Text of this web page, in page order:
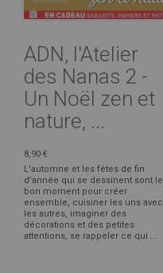
ADN, l'Atelier
des Nanas 2 -
Un Noël zen et
nature, ...
8,90 €
L’automne et les fêtes de fin
d’année qui se dessinent sont le
bon moment pour créer
ensemble, cuisiner les uns avec
les autres, imaginer des
décorations et des petites
attentions, se rappeler ce qui ...